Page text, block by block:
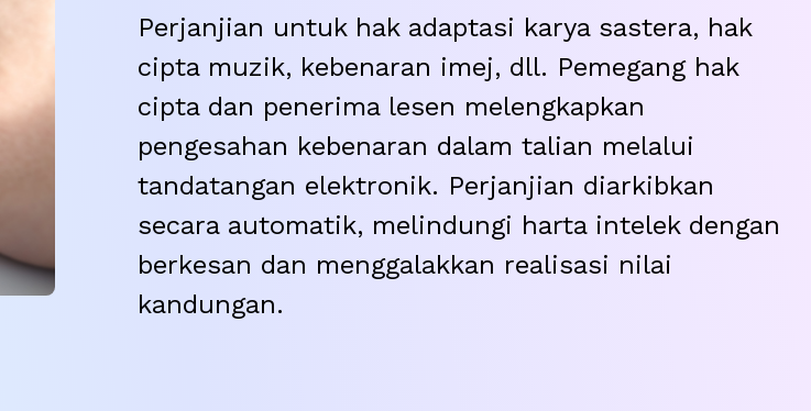
Perjanjian untuk hak adaptasi karya sastera, hak
cipta muzik, kebenaran imej, dll. Pemegang hak
cipta dan penerima lesen melengkapkan
pengesahan kebenaran dalam talian melalui
tandatangan elektronik. Perjanjian diarkibkan
secara automatik, melindungi harta intelek dengan
berkesan dan menggalakkan realisasi nilai
kandungan.